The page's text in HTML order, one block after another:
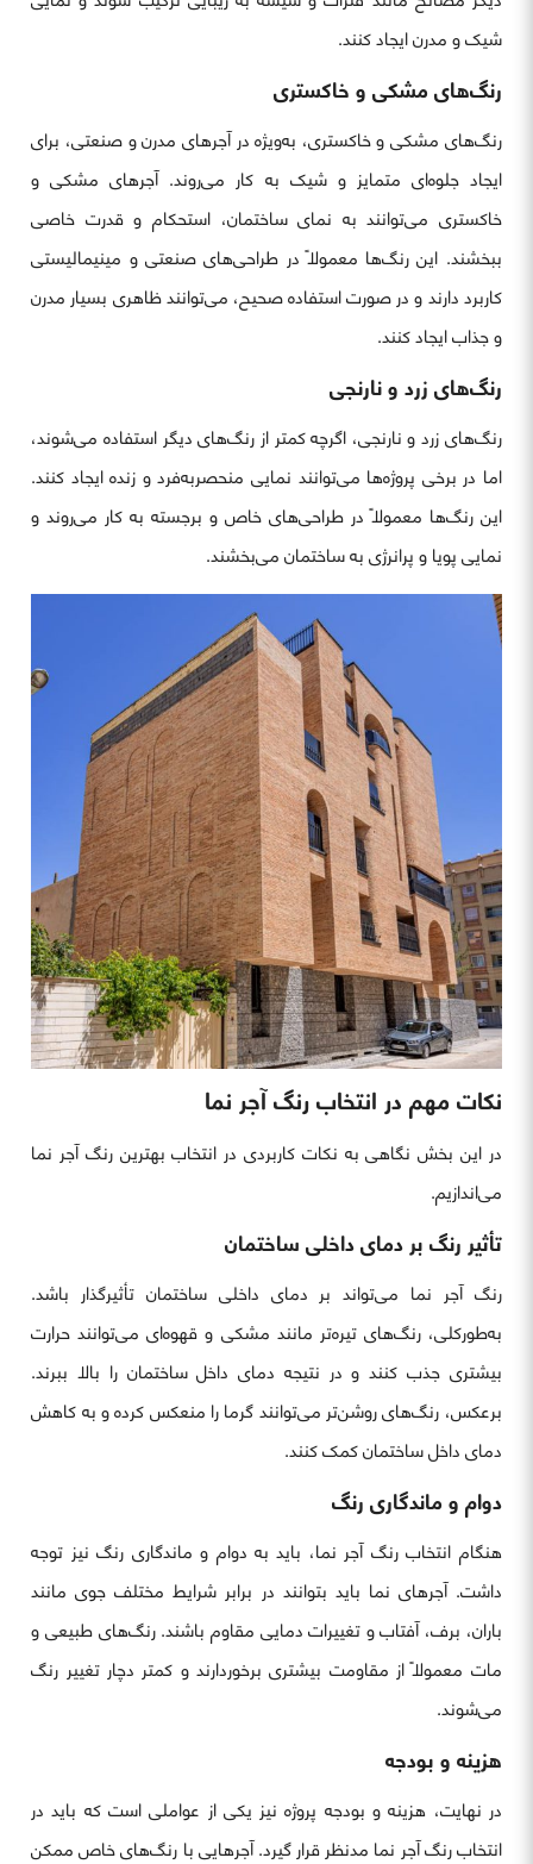
شیک و مدرن ایجاد کنند.
رنگ‌های مشکی و خاکستری
رنگ‌های مشکی و خاکستری، به‌ویژه در آجرهای مدرن و صنعتی، برای
ایجاد جلوه‌ای متمایز و شیک به کار می‌روند. آجرهای مشکی و
خاکستری می‌توانند به نمای ساختمان، استحکام و قدرت خاصی
ببخشند. این رنگ‌ها معمولاً در طراحی‌های صنعتی و مینیمالیستی
کاربرد دارند و در صورت استفاده صحیح، می‌توانند ظاهری بسیار مدرن
و جذاب ایجاد کنند.
رنگ‌های زرد و نارنجی
رنگ‌های زرد و نارنجی، اگرچه کمتر از رنگ‌های دیگر استفاده می‌شوند،
اما در برخی پروژه‌ها می‌توانند نمایی منحصربه‌فرد و زنده ایجاد کنند.
این رنگ‌ها معمولاً در طراحی‌های خاص و برجسته به کار می‌روند و
نمایی پویا و پرانرژی به ساختمان می‌بخشند.
نکات مهم در انتخاب رنگ آجر نما
در این بخش نگاهی به نکات کاربردی در انتخاب بهترین رنگ آجر نما
می‌اندازیم.
تأثیر رنگ بر دمای داخلی ساختمان
رنگ آجر نما می‌تواند بر دمای داخلی ساختمان تأثیرگذار باشد.
به‌طورکلی، رنگ‌های تیره‌تر مانند مشکی و قهوه‌ای می‌توانند حرارت
بیشتری جذب کنند و در نتیجه دمای داخل ساختمان را بالا ببرند.
برعکس، رنگ‌های روشن‌تر می‌توانند گرما را منعکس کرده و به کاهش
دمای داخل ساختمان کمک کنند.
دوام و ماندگاری رنگ
هنگام انتخاب رنگ آجر نما، باید به دوام و ماندگاری رنگ نیز توجه
داشت. آجرهای نما باید بتوانند در برابر شرایط مختلف جوی مانند
باران، برف، آفتاب و تغییرات دمایی مقاوم باشند. رنگ‌های طبیعی و
مات معمولاً از مقاومت بیشتری برخوردارند و کمتر دچار تغییر رنگ
می‌شوند.
هزینه و بودجه
در نهایت، هزینه و بودجه پروژه نیز یکی از عواملی است که باید در
انتخاب رنگ آجر نما مدنظر قرار گیرد. آجرهایی با رنگ‌های خاص ممکن